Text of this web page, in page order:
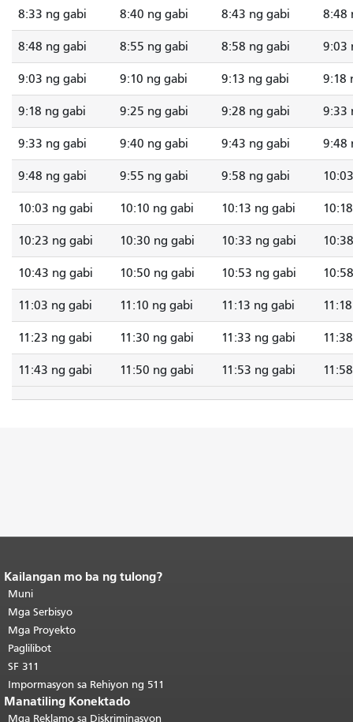
8:33 ng gabi 8:40 ng gabi 8:43 ng gabi 8:48
8:48 ng gabi 8:55 ng gabi 8:58 ng gabi 9:03
9:03 ng gabi 9:10 ng gabi 9:13 ng gabi 9:18
9:18 ng gabi 9:25 ng gabi 9:28 ng gabi 9:33
9:33 ng gabi 9:40 ng gabi 9:43 ng gabi 9:48
9:48 ng gabi 9:55 ng gabi 9:58 ng gabi
10:03 ng gabi 10:10 ng gabi 10:13 ng gabi
10:23 ng gabi 10:30 ng gabi 10:33 ng gabi
10:43 ng gabi 10:50 ng gabi 10:53 ng gabi
11:03 ng gabi 11:10 ng gabi 11:13 ng gabi
11:23 ng gabi 11:30 ng gabi 11:33 ng gabi
11:43 ng gabi 11:50 ng gabi 11:53 ng gabi
Katapusan ng nilalaman ng
pahina.
pahinang ito ay nauulit sa bawat
pahina.Bumalik sa tuktok ng
pangunahing nilalaman
Kailangan mo ba ng tulong?
Muni
Mga Serbisyo
Mga Proyekto
Paglilibot
SF 311
Impormasyon sa Rehiyon ng 511
Manatiling Konektado
Mga Reklamo sa Diskriminasyon